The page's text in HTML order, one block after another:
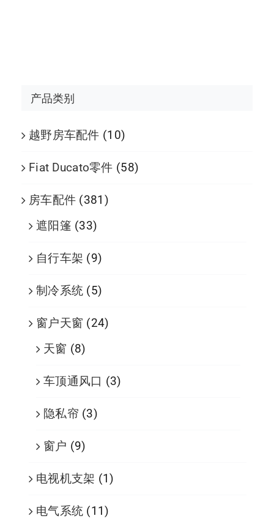
产品类别
越野房车配件 (10)
Fiat Ducato零件 (58)
房车配件 (381)
遮阳篷 (33)
自行车架 (9)
制冷系统 (5)
窗户天窗 (24)
天窗 (8)
车顶通风口 (3)
隐私帘 (3)
窗户 (9)
电视机支架 (1)
电气系统 (11)